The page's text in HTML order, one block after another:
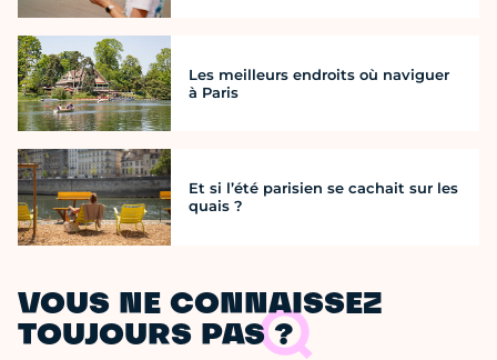
Les meilleurs endroits où naviguer
à Paris
Et si l’été parisien se cachait sur les
quais ?
VOUS NE CONNAISSEZ
TOUJOURS PAS ?